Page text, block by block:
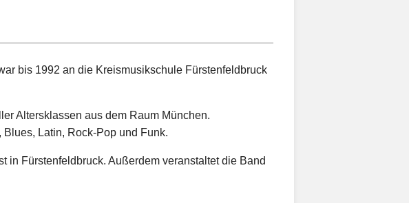
bis 1992 an die Kreismusikschule Fürstenfeldbruck
Altersklassen aus dem Raum München.
Latin, Rock-Pop und Funk.
in Fürstenfeldbruck. Außerdem veranstaltet die Band